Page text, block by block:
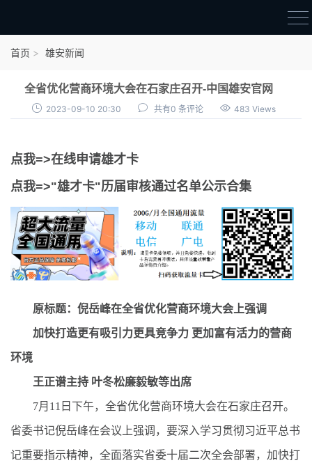
点我申领雄才卡
雄才卡资讯
雄安新闻
首页 雄安新闻
全省优化营商环境大会在石家庄召开-中国雄安官网
2023-09-10 20:30 共有0 条评论 483 Views
点我=>在线申请雄才卡
点我=>"雄才卡"历届审核通过名单公示合集
原标题：倪岳峰在全省优化营商环境大会上强调
加快打造更有吸引力更具竞争力 更加富有活力的营商
环境
王正谱主持 叶冬松廉毅敏等出席
7月11日下午，全省优化营商环境大会在石家庄召开。
省委书记倪岳峰在会议上强调，要深入学习贯彻习近平总书
记重要指示精神，全面落实省委十届二次全会部署，加快打